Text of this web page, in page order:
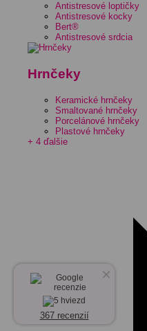
Antistresové loptičky
Antistresové kocky
Bert®
Antistresové srdcia
Hrnčeky
Keramické hrnčeky
Smaltované hrnčeky
Porcelánové hrnčeky
Plastové hrnčeky
+ 4 ďalšie
×
367 recenzií